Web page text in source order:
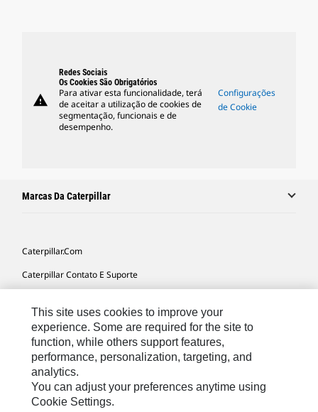
warning
Redes Sociais
Os Cookies São Obrigatórios
Para ativar esta funcionalidade, terá
de aceitar a utilização de cookies de
segmentação, funcionais e de
desempenho.
Configurações
de Cookie
Marcas Da Caterpillar
Caterpillar.com
Caterpillar Contato E Suporte
Mapa Do Local
Cookie Settings
Legal
Privacidade
This site uses cookies to improve your
experience. Some are required for the site to
function, while others support features,
performance, personalization, targeting, and
analytics.
You can adjust your preferences anytime using
Cookie Settings.